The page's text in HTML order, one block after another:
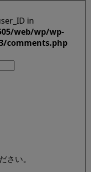
in
web/wp/wp-
comments.php
さい。